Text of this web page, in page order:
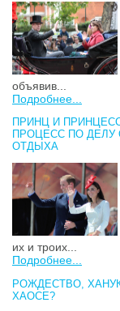
объявив...
Подробнее...
ПРИНЦ И
ПРОЦЕСС ПО ДЕЛУ
ОТДЫХА
их и троих...
Подробнее...
РОЖДЕСТВО,
ХАОСЕ?